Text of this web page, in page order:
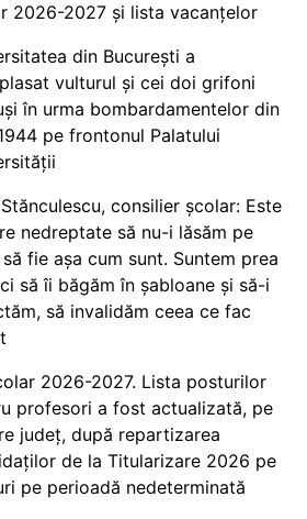
2026-2027 și lista vacanțelor
din București a
vulturul și cei doi grifoni
în urma bombardamentelor din
pe frontonul Palatului
consilier școlar: Este
nedreptate să nu-i lăsăm pe
fie așa cum sunt. Suntem prea
să îi băgăm în șabloane și să-i
să invalidăm ceea ce fac
2026-2027. Lista posturilor
profesori a fost actualizată, pe
județ, după repartizarea
de la Titularizare 2026 pe
pe perioadă nedeterminată